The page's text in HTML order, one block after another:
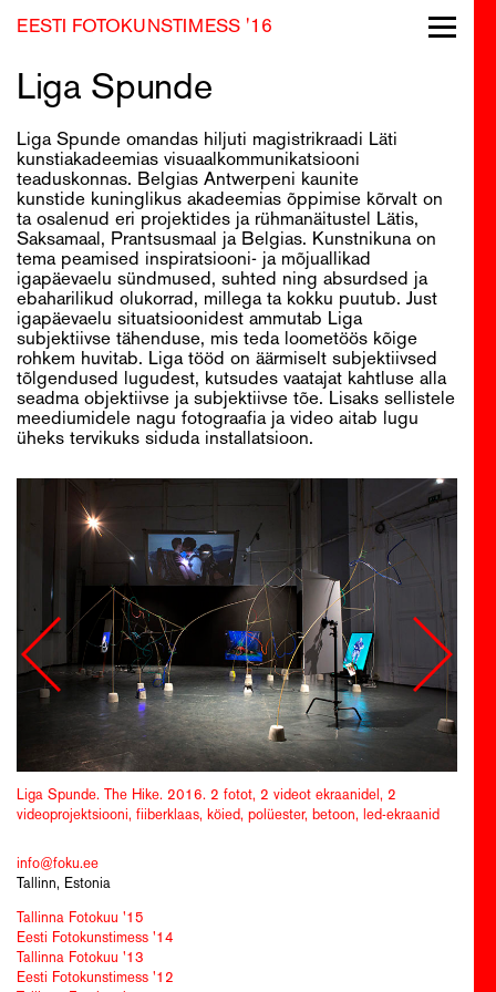
Toggle
EESTI FOTOKUNSTIMESS '16
Liga Spunde
Liga Spunde omandas hiljuti magistrikraadi Läti
kunstiakadeemias visuaalkommunikatsiooni
teaduskonnas. Belgias Antwerpeni kaunite
kunstide kuninglikus akadeemias õppimise kõrvalt on
ta osalenud eri projektides ja rühmanäitustel Lätis,
Saksamaal, Prantsusmaal ja Belgias. Kunstnikuna on
tema peamised inspiratsiooni- ja mõjuallikad
igapäevaelu sündmused, suhted ning absurdsed ja
ebaharilikud olukorrad, millega ta kokku puutub. Just
igapäevaelu situatsioonidest ammutab Liga
subjektiivse tähenduse, mis teda loometöös kõige
rohkem huvitab. Liga tööd on äärmiselt subjektiivsed
tõlgendused lugudest, kutsudes vaatajat kahtluse alla
seadma objektiivse ja subjektiivse tõe. Lisaks sellistele
meediumidele nagu fotograafia ja video aitab lugu
üheks tervikuks siduda installatsioon.
Liga Spunde. The Hike. 2016. 2 fotot, 2 videot ekraanidel, 2
videoprojektsiooni, fiiberklaas, köied, polüester, betoon, led-ekraanid
info@foku.ee
Tallinn, Estonia
Tallinna Fotokuu '15
Eesti Fotokunstimess '14
Tallinna Fotokuu '13
Eesti Fotokunstimess '12